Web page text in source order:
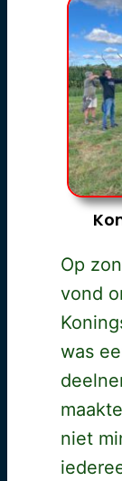
Op
vond
was
niet